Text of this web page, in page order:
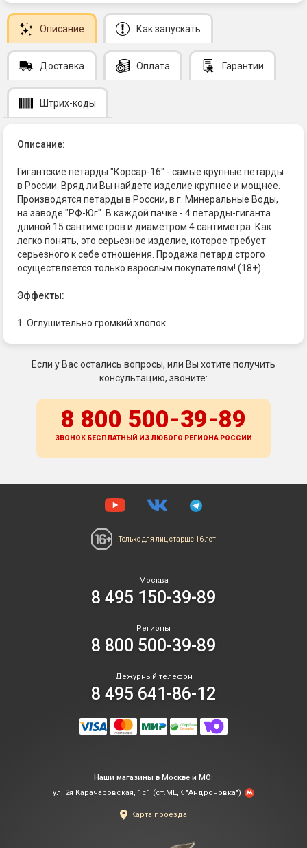
Описание Как запускать
Доставка Оплата Гарантии
Штрих-коды
Описание:
Гигантские петарды "Корсар-16" - самые крупные петарды
в России. Вряд ли Вы найдете изделие крупнее и мощнее.
Производятся петарды в России, в г. Минеральные Воды,
на заводе "РФ-Юг". В каждой пачке - 4 петарды-гиганта
длиной 15 сантиметров и диаметром 4 сантиметра. Как
легко понять, это серьезное изделие, которое требует
серьезного к себе отношения. Продажа петард строго
осуществляется только взрослым покупателям! (18+).
Эффекты:
1. Оглушительно громкий хлопок.
Если у Вас остались вопросы, или Вы хотите получить
консультацию, звоните:
8 800 500-39-89
ЗВОНОК БЕСПЛАТНЫЙ ИЗ ЛЮБОГО РЕГИОНА РОССИИ
Только для лиц старше 16 лет
Москва
8 495 150-39-89
Регионы
8 800 500-39-89
Дежурный телефон
8 495 641-86-12
Наши магазины в Москве и МО:
ул. 2я Карачаровская, 1с1 (ст.МЦК "Андроновка")
Карта проезда